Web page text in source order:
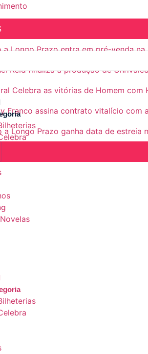
a Longo Prazo entra em pré-venda na
Reid finaliza a produção de
Celebra as vitórias de Homem
Franco assina contrato vitalício com
a Longo Prazo ganha data de estreia